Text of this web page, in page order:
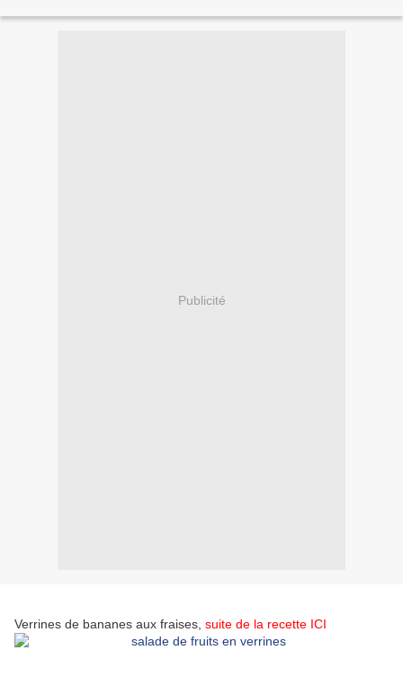
Publicité
Verrines de bananes aux fraises, suite de la recette ICI